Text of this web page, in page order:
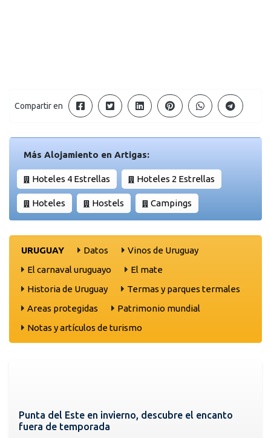
Compartir en
Más Alojamiento en Artigas:
Hoteles 4 Estrellas Hoteles 2 Estrellas
Hoteles Hostels Campings
URUGUAY Datos
Vinos de Uruguay
El carnaval uruguayo
El mate
Historia de Uruguay
Termas y parques termales
Areas protegidas
Patrimonio mundial
Notas y artículos de turismo
Punta del Este en invierno, descubre el encanto
fuera de temporada